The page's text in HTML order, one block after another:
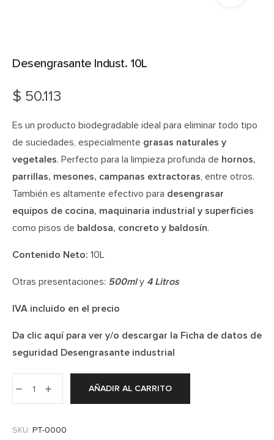
Desengrasante Indust. 10L
$ 50.113
Es un producto biodegradable ideal para eliminar todo tipo
de suciedades, especialmente grasas naturales y
vegetales. Perfecto para la limpieza profunda de hornos,
parrillas, mesones, campanas extractoras, entre otros.
También es altamente efectivo para desengrasar
equipos de cocina, maquinaria industrial y superficies
como pisos de baldosa, concreto y baldosín.
Contenido Neto: 10L
Otras presentaciones: 500mly 4 Litros
IVA incluido en el precio
Da clic aquí para ver y/o descargar la Ficha de datos de
seguridad Desengrasante industrial
AÑADIR AL CARRITO
SKU: PT-0000